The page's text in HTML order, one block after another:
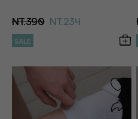
NT.390 NT.234
SALE